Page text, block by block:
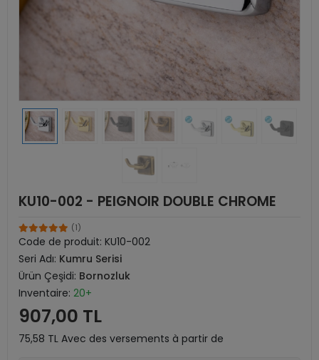
KU10-002 - PEIGNOIR DOUBLE CHROME
(1)
Code de produit: KU10-002
Seri Adı: Kumru Serisi
Ürün Çeşidi: Bornozluk
Inventaire: 20+
907,00 TL
75,58 TL Avec des versements à partir de